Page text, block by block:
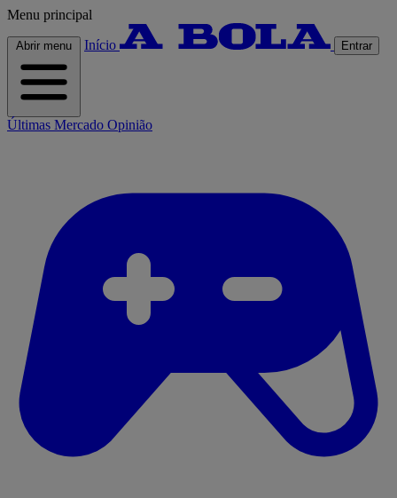
Menu principal
Abrir menu Início Entrar
Últimas Mercado Opinião